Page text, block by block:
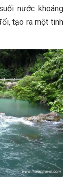
nước khoáng
tạo ra một tinh